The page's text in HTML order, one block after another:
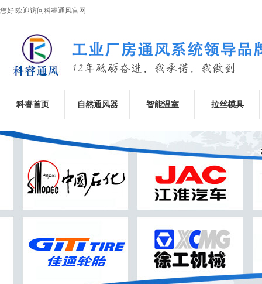
您好!欢迎访问科睿通风官网
科睿首页 自然通风器 智能温室 拉丝模具